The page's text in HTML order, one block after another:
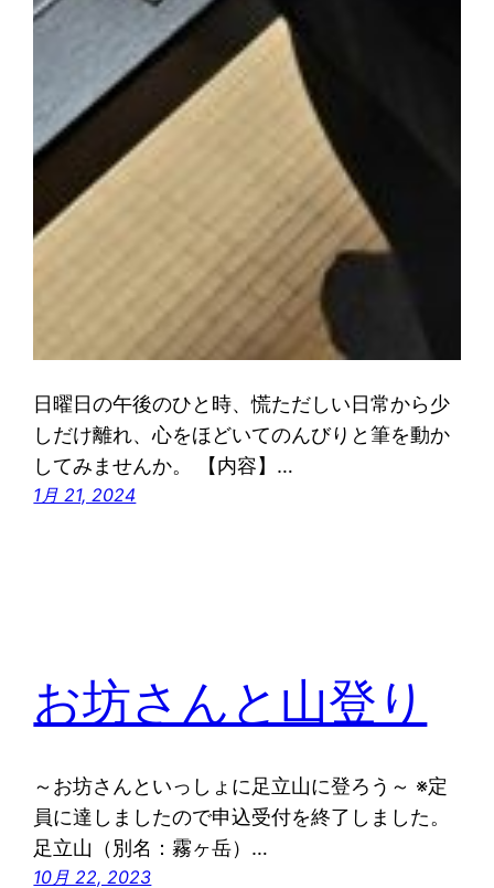
日曜日の午後のひと時、慌ただしい日常から少
しだけ離れ、心をほどいてのんびりと筆を動か
してみませんか。 【内容】…
1月 21, 2024
お坊さんと山登り
～お坊さんといっしょに足立山に登ろう～ ※定
員に達しましたので申込受付を終了しました。
足立山（別名：霧ヶ岳）…
10月 22, 2023